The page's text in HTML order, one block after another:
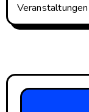
Veranstaltungen